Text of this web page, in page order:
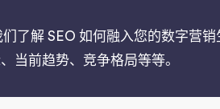
们了解 SEO 如何融入您的数字营
当前趋势、竞争格局等等。